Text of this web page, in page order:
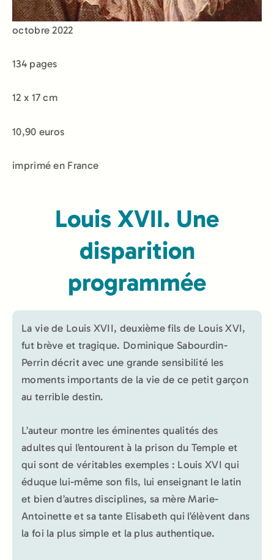
octobre 2022
134 pages
12 x 17 cm
10,90 euros
imprimé en France
Louis XVII. Une
disparition
programmée
La vie de Louis XVII, deuxième fils de Louis XVI,
fut brève et tragique. Dominique Sabourdin-
Perrin décrit avec une grande sensibilité les
moments importants de la vie de ce petit garçon
au terrible destin.
L’auteur montre les éminentes qualités des
adultes qui l’entourent à la prison du Temple et
qui sont de véritables exemples : Louis XVI qui
éduque lui-même son fils, lui enseignant le latin
et bien d’autres disciplines, sa mère Marie-
Antoinette et sa tante Elisabeth qui l’élèvent dans
la foi la plus simple et la plus authentique.